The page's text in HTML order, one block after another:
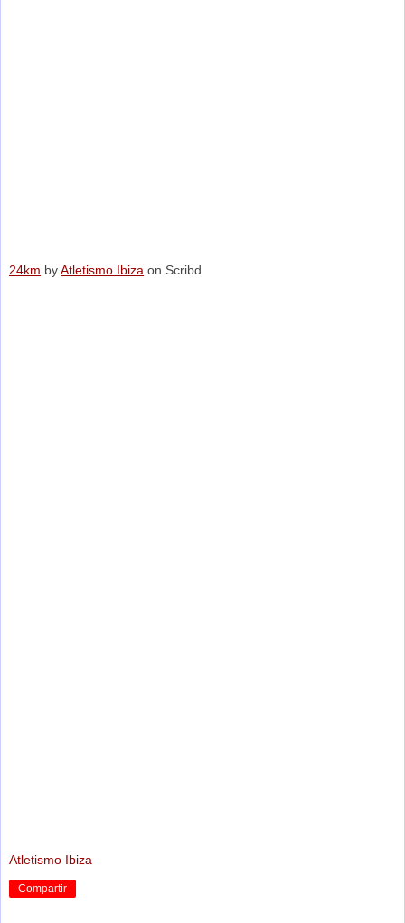
24km byAtletismo Ibiza on Scribd
Atletismo Ibiza
Compartir